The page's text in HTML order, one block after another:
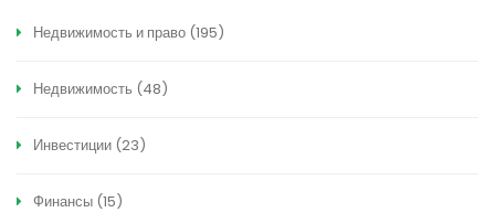
Недвижимость и право (195)
Недвижимость (48)
Инвестиции (23)
Финансы (15)